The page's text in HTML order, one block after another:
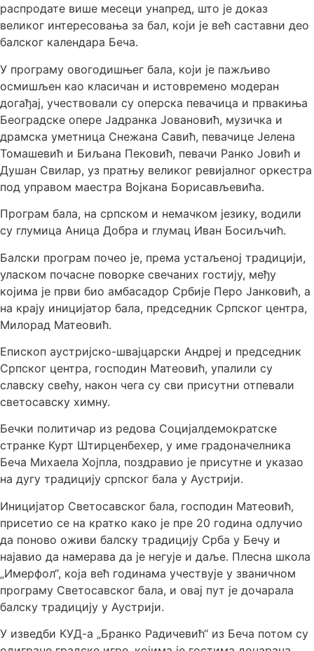
распродате више месеци унапред, што је доказ
великог интересовања за бал, који је већ саставни део
балског календара Беча.
У програму овогодишњег бала, који је пажљиво
осмишљен као класичан и истовремено модеран
догађај, учествовали су оперска певачица и првакиња
Београдске опере Јадранка Јовановић, музичка и
драмска уметница Снежана Савић, певачице Јелена
Томашевић и Биљана Пековић, певачи Ранко Јовић и
Душан Свилар, уз пратњу великог ревијалног оркестра
под управом маестра Војкана Борисављевића.
Програм бала, на српском и немачком језику, водили
су глумица Аница Добра и глумац Иван Босиљчић.
Балски програм почео је, према устаљеној традицији,
уласком почасне поворке свечаних гостију, међу
којима је први био амбасадор Србије Перо Јанковић, а
на крају иницијатор бала, председник Српског центра,
Милорад Матеовић.
Епископ аустријско-швајцарски Андреј и председник
Српског центра, господин Матеовић, упалили су
славску свећу, након чега су сви присутни отпевали
светосавску химну.
Бечки политичар из редова Социјалдемократске
странке Курт Штирценбехер, у име градоначелника
Беча Михаела Хојпла, поздравио је присутне и указао
на дугу традицију српског бала у Аустрији.
Иницијатор Светосавског бала, господин Матеовић,
присетио се на кратко како је пре 20 година одлучио
да поново оживи балску традицију Срба у Бечу и
најавио да намерава да је негује и даље. Плесна школа
„Имерфол“, која већ годинама учествује у званичном
програму Светосавског бала, и овај пут је дочарала
балску традицију у Аустрији.
У изведби КУД-а „Бранко Радичевић“ из Беча потом су